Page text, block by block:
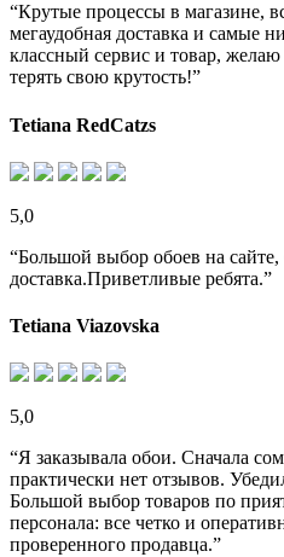
“Крутые процессы в магазине,
мегаудобная доставка и самые
классный сервис и товар,
терять свою крутость!”
Tetiana RedCatzs
5,0
“Большой выбор обоев на сайте,
доставка.Приветливые ребята.”
Tetiana Viazovska
5,0
“Я заказывала обои. Сначала
практически нет отзывов.
Большой выбор товаров по
персонала: все четко и
проверенного продавца.”